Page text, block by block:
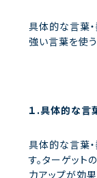
具体的な言葉
強い言葉を使う
１.具体的な言
具体的な言葉
す。ターゲッ
力アップが効果